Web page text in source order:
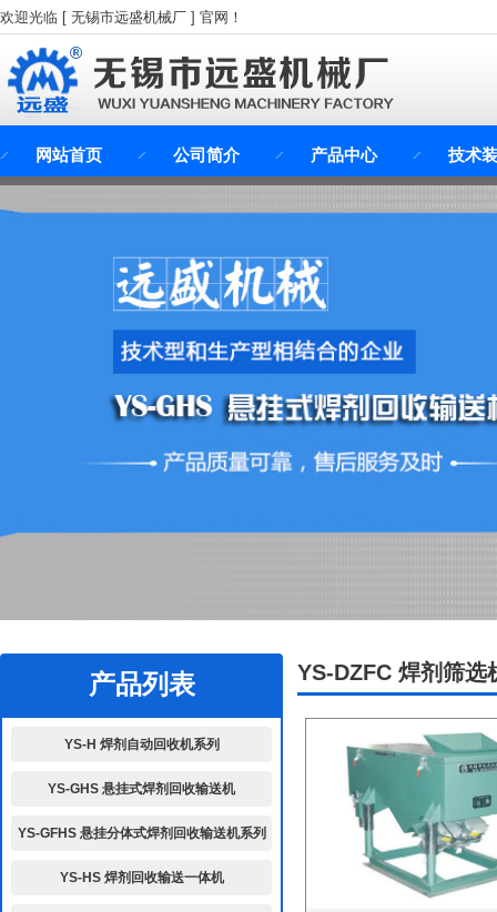
欢迎光临 [ 无锡市远盛机械厂 ] 官网！
网站首页 公司简介 产品中心 技术
产品列表
YS-H 焊剂自动回收机系列
YS-GHS 悬挂式焊剂回收输送机
YS-GFHS 悬挂分体式焊剂回收输送机系列
YS-HS 焊剂回收输送一体机
YS-DZFC 焊剂筛选